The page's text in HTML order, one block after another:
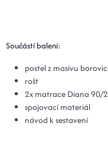
Součástí balení:
postel z masivu
rošt
2x matrace Diana 90/
spojovací materiál
návod k sestavení